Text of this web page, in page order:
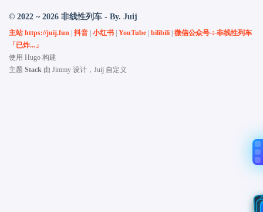
© 2022 ~ 2026 非线性列车 - By. Juij
主站 https://juij.fun 抖音 小红书 YouTube bilibili 微信公众号：非线性列车
「已炸...」
使用 Hugo 构建
主题 Stack 由 Jimmy 设计，Juij 自定义